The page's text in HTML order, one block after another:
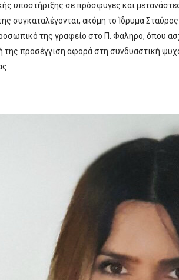
υποστήριξης σε πρόσφυγες και
συγκαταλέγονται, ακόμη το Ίδρυμα
της γραφείο στο Π. Φάληρο, όπου
της προσέγγιση αφορά στη συνδυαστική